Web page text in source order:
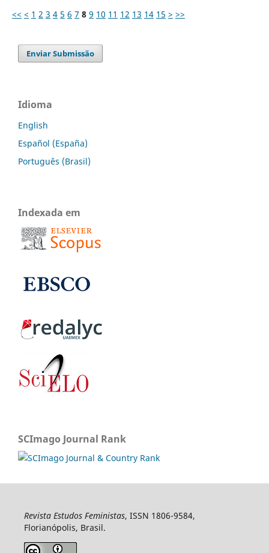
<< < 1 2 3 4 5 6 7 8 9 10 11 12 13 14 15 > >>
Enviar Submissão
Idioma
English
Español (España)
Português (Brasil)
Indexada em
SCImago Journal Rank
Revista Estudos Feministas, ISSN 1806-9584,
Florianópolis, Brasil.